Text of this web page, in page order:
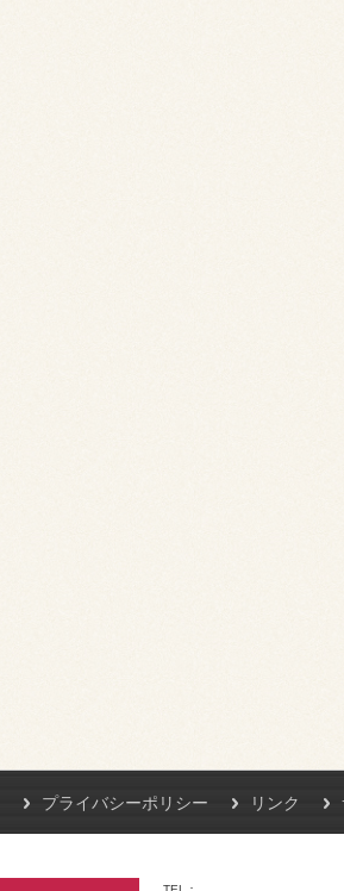
プライバシーポリシー リンク